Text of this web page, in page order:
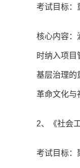
考试目标：
核心内容：
时纳入项
基层治理的
革命文化与
2、《社会
考试目标：